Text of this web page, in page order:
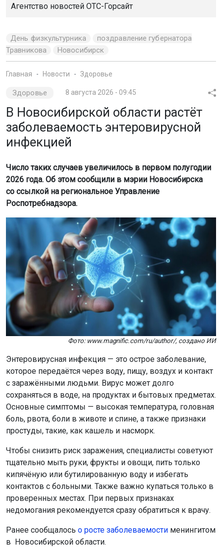
Агентство новостей ОТС-Горсайт
День физкультурника
поздравление губернатора
Травникова
Новосибирск
Главная Новости Здоровье
Здоровье 8 августа 2026 - 09:45
В Новосибирской области растёт
заболеваемость энтеровирусной
инфекцией
Число таких случаев увеличилось в первом полугодии
2026 года. Об этом сообщили в мэрии Новосибирска
со ссылкой на региональное Управление
Роспотребнадзора.
Фото: www.magnific.com/ru/author/, создано ИИ
Энтеровирусная инфекция — это острое заболевание,
которое передаётся через воду, пищу, воздух и контакт
с заражёнными людьми. Вирус может долго
сохраняться в воде, на продуктах и бытовых предметах.
Основные симптомы — высокая температура, головная
боль, рвота, боли в животе и спине, а также признаки
простуды, такие, как кашель и насморк.
Чтобы снизить риск заражения, специалисты советуют
тщательно мыть руки, фрукты и овощи, пить только
кипячёную или бутилированную воду и избегать
контактов с больными. Также важно купаться только в
проверенных местах. При первых признаках
недомогания рекомендуется сразу обратиться к врачу.
Ранее сообщалось о росте заболеваемости менингитом
в Новосибирской области.